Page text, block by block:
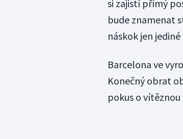
si zajistí přímý
bude znamenat
náskok jen
Barcelona ve
Konečný obrat
pokus o